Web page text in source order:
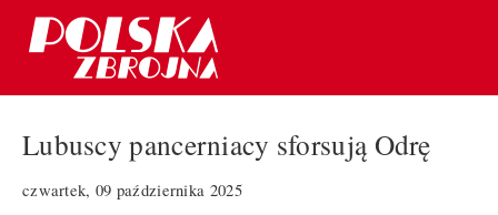
Lubuscy pancerniacy sforsują Odrę
czwartek, 09 października 2025